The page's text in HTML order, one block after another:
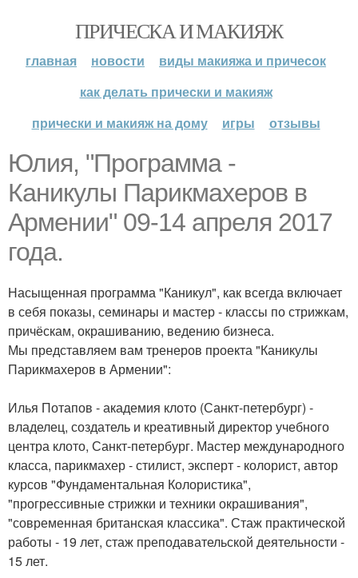
ПРИЧЕСКА И МАКИЯЖ
главная новости
виды макияжа и причесок
как делать прически и макияж
прически и макияж на дому
игры отзывы
Юлия, "Программа -
Каникулы Парикмахеров в
Армении" 09-14 апреля 2017
года.
Насыщенная программа "Каникул", как всегда включает
в себя показы, семинары и мастер - классы по стрижкам,
причёскам, окрашиванию, ведению бизнеса.
Мы представляем вам тренеров проекта "Каникулы
Парикмахеров в Армении":
Илья Потапов - академия клото (Санкт-петербург) -
владелец, создатель и креативный директор учебного
центра клото, Санкт-петербург. Мастер международного
класса, парикмахер - стилист, эксперт - колорист, автор
курсов "Фундаментальная Колористика",
"прогрессивные стрижки и техники окрашивания",
"современная британская классика". Стаж практической
работы - 19 лет, стаж преподавательской деятельности -
15 лет.